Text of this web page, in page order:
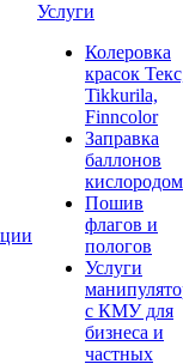
Услуги
Колеровка
красок
Tikkurila,
Finncolor
Заправка
баллонов
кислородом
Пошив
флагов и
пологов
Услуги
с КМУ для
бизнеса и
частных